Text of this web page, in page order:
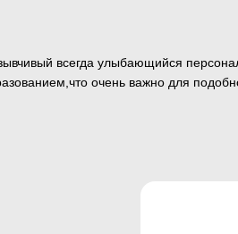
всегда улыбающийся
очень важно для